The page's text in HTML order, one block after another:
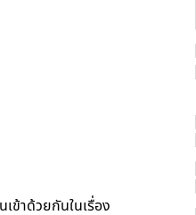
ข้าด้วยกันในเรื่อง